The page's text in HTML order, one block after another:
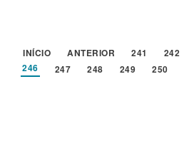
INÍCIO ANTERIOR 241 242
246
247 248 249 250